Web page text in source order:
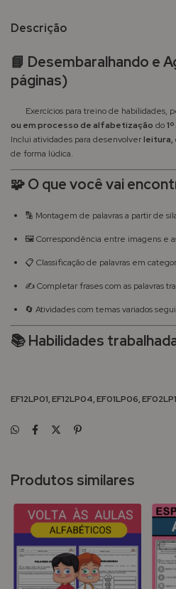
Descrição
📘 Desembaralhando e
páginas)
Exercícios para treino de habilidades,
ou em processo de alfabetização do
Inclui atividades para desenvolverleitura,
de forma lúdica.
🧩 O que você vai
🔡 Montagem de palavras a partir de
🖼 Correspondência entre imagens e
📋 Classificação de palavras em
✍ Completar frases com as palavras
🔄 Atividades com temas variados
📚 Habilidades
EF12LP01, EF12LP04, EF01LP06,
Produtos similares